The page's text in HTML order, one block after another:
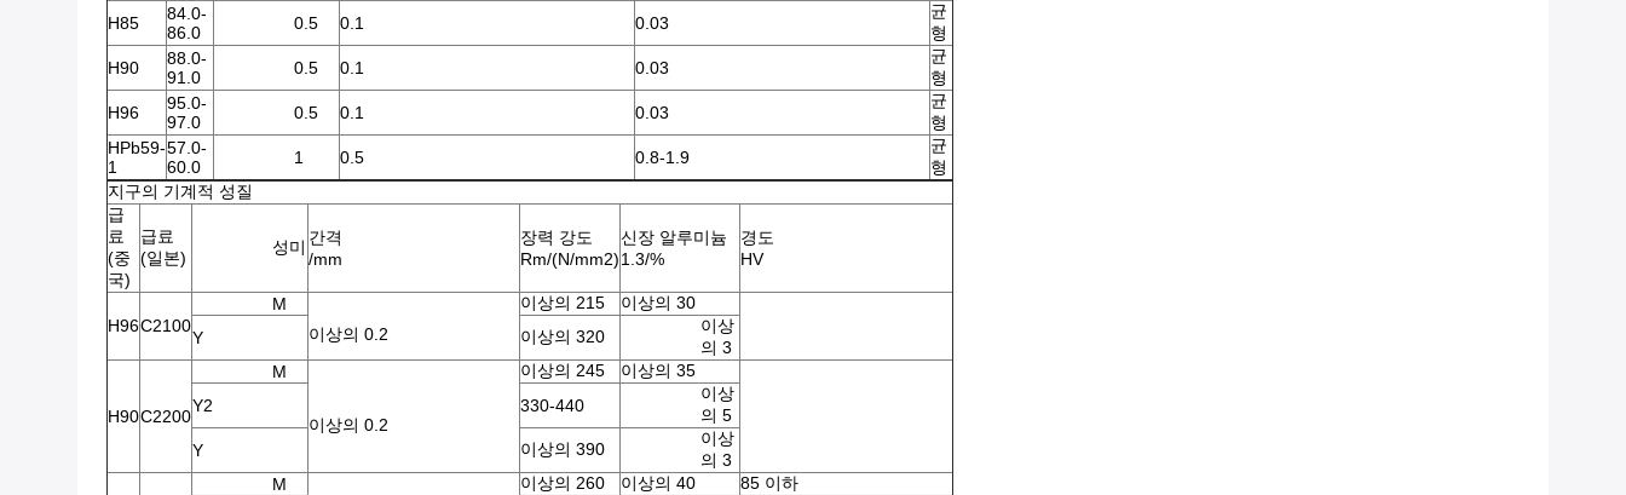
H85
84.0-
86.0
0.5 0.1 0.03
균
형
H90
88.0-
91.0
0.5 0.1 0.03
균
형
H96
95.0-
97.0
0.5 0.1 0.03
균
형
HPb59-
1
57.0-
60.0
1 0.5 0.8-1.9
균
형
지구의 기계적 성질
급
료
(중
국)
급료
(일본)
성미 간격
/mm
장력 강도
Rm/(N/mm2)
신장 알루미늄
1.3/%
경도
HV
H96C2100
M
이상의 0.2
이상의 215
이상의 30
Y
이상의 320
이상
의 3
H90C2200
M
이상의 0.2
이상의 245
이상의 35
Y2
330-440
이상
의 5
Y
이상의 390
이상
의 3
M 이상의 260 이상의 40 85 이하